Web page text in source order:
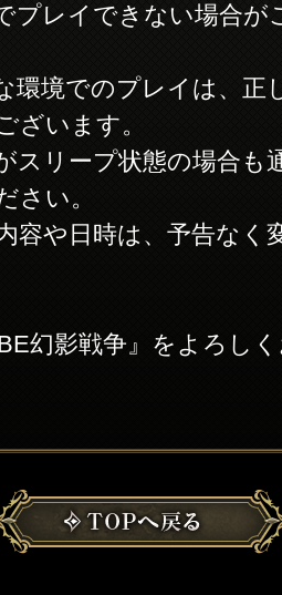
プレイできない場合が
環境でのプレイは、正
ざいます。
スリープ状態の場合も
さい。
容や日時は、予告なく
幻影戦争』をよろし